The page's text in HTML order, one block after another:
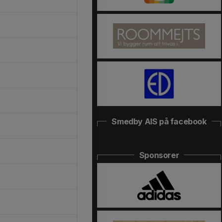
Smedby AIS på facebook
Sponsorer